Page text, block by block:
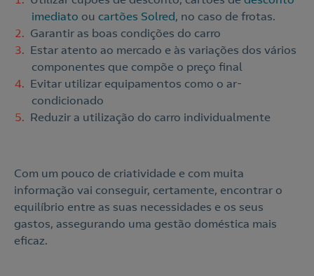
imediato ou cartões Solred, no caso de frotas.
Garantir as boas condições do carro
Estar atento ao mercado e às variações dos vários
componentes que compõe o preço final
Evitar utilizar equipamentos como o ar-
condicionado
Reduzir a utilização do carro individualmente
Com um pouco de criatividade e com muita
informação vai conseguir, certamente, encontrar o
equilíbrio entre as suas necessidades e os seus
gastos, assegurando uma gestão doméstica mais
eficaz.